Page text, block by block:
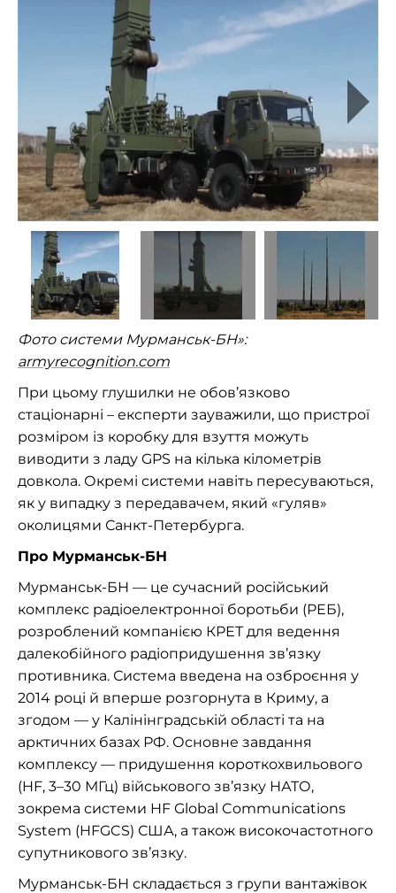
Фото системи Мурманськ-БН»:
armyrecognition.com
При цьому глушилки не обов’язково
стаціонарні – експерти зауважили, що пристрої
розміром із коробку для взуття можуть
виводити з ладу GPS на кілька кілометрів
довкола. Окремі системи навіть пересуваються,
як у випадку з передавачем, який «гуляв»
околицями Санкт-Петербурга.
Про Мурманськ-БН
Мурманськ-БН — це сучасний російський
комплекс радіоелектронної боротьби (РЕБ),
розроблений компанією КРЕТ для ведення
далекобійного радіопридушення зв’язку
противника. Система введена на озброєння у
2014 році й вперше розгорнута в Криму, а
згодом — у Калінінградській області та на
арктичних базах РФ. Основне завдання
комплексу — придушення короткохвильового
(HF, 3–30 МГц) військового зв’язку НАТО,
зокрема системи HF Global Communications
System (HFGCS) США, а також високочастотного
супутникового зв’язку.
Мурманськ-БН складається з групи вантажівок